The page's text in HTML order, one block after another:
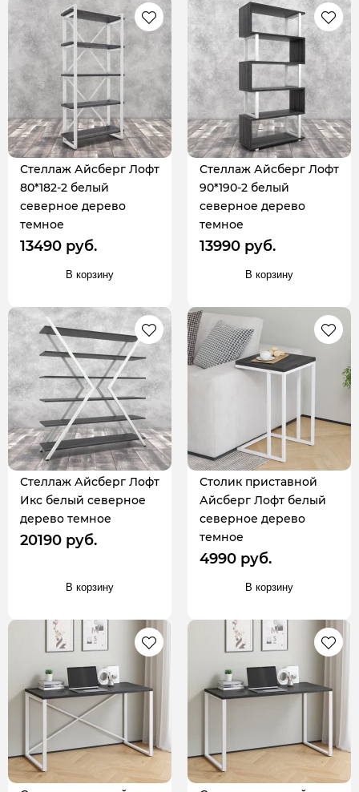
Стеллаж Айсберг Лофт
80*182-2 белый
северное дерево
темное
13490 руб.
В корзину
Стеллаж Айсберг Лофт
90*190-2 белый
северное дерево
темное
13990 руб.
В корзину
Стеллаж Айсберг Лофт
Икс белый северное
дерево темное
20190 руб.
В корзину
Столик приставной
Айсберг Лофт белый
северное дерево
темное
4990 руб.
В корзину